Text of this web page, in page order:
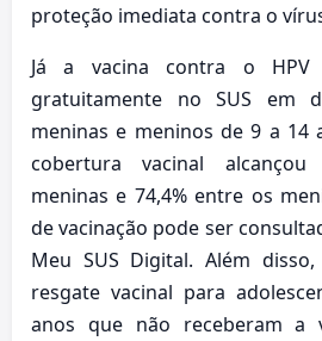
proteção imediata contra o
Já a vacina contra o HPV
gratuitamente no SUS em
meninas e meninos de 9 a 14
cobertura vacinal
meninas e 74,4% entre os
de vacinação pode ser
Meu SUS Digital. Além
resgate vacinal para
anos que não receberam a